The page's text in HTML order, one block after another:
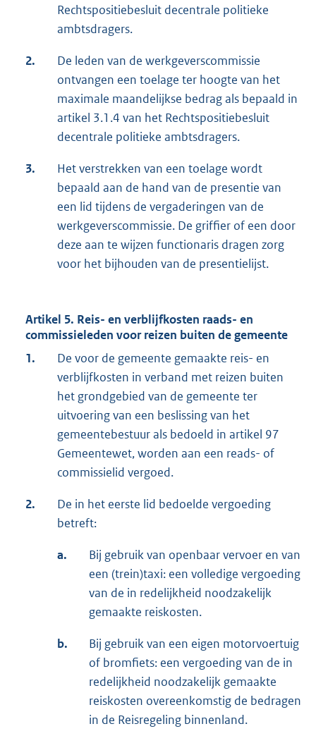
Rechtspositiebesluit decentrale politieke
ambtsdragers.
2.
De leden van de werkgeverscommissie
ontvangen een toelage ter hoogte van het
maximale maandelijkse bedrag als bepaald in
artikel 3.1.4 van het Rechtspositiebesluit
decentrale politieke ambtsdragers.
3.
Het verstrekken van een toelage wordt
bepaald aan de hand van de presentie van
een lid tijdens de vergaderingen van de
werkgeverscommissie. De griffier of een door
deze aan te wijzen functionaris dragen zorg
voor het bijhouden van de presentielijst.
Artikel 5. Reis- en verblijfkosten raads- en
commissieleden voor reizen buiten de gemeente
1.
De voor de gemeente gemaakte reis- en
verblijfkosten in verband met reizen buiten
het grondgebied van de gemeente ter
uitvoering van een beslissing van het
gemeentebestuur als bedoeld in artikel 97
Gemeentewet, worden aan een reads- of
commissielid vergoed.
2.
De in het eerste lid bedoelde vergoeding
betreft:
a.
Bij gebruik van openbaar vervoer en van
een (trein)taxi: een volledige vergoeding
van de in redelijkheid noodzakelijk
gemaakte reiskosten.
b.
Bij gebruik van een eigen motorvoertuig
of bromfiets: een vergoeding van de in
redelijkheid noodzakelijk gemaakte
reiskosten overeenkomstig de bedragen
in de Reisregeling binnenland.